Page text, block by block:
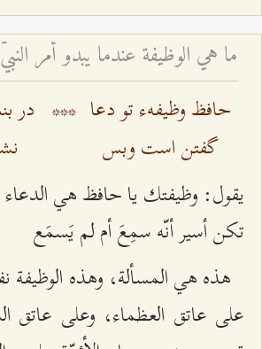
حافظ وظيفهء تو دعا
گفتن است وبس
*** در
يقول: وظيفتك يا حافظ هي
تكن أسير أنّه سمِعَ أم لم يَسمَع
هذه هي المسألة، وهذه الوظيفة
على عاتق العظماء، وعلى عاتق